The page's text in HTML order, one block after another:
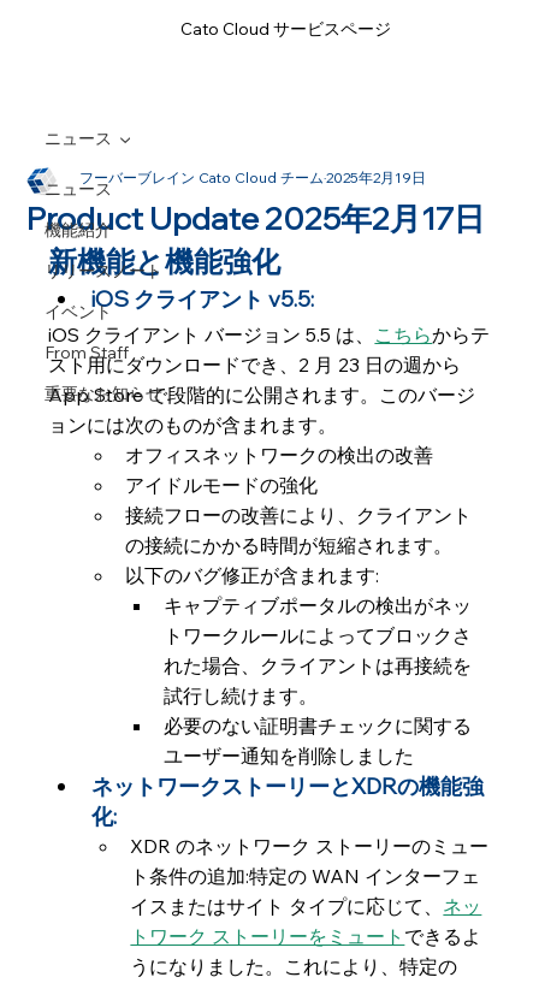
Cato Cloud サービスページ
ニュース
機能紹介
リリースノート
イベント
From Staff
重要なお知らせ
ニュース
Product Update 2025年2月17日
フーバーブレイン Cato Cloud チーム2025年2月19日
新機能と機能強化
iOS クライアント v5.5:
iOS クライアント バージョン 5.5 は、 こちらからテ
スト用にダウンロードでき、2 月 23 日の週から
App Store で段階的に公開されます。このバージ
ョンには次のものが含まれます。
オフィスネットワークの検出の改善
アイドルモードの強化
接続フローの改善により、クライアント
の接続にかかる時間が短縮されます。
以下のバグ修正が含まれます:
キャプティブポータルの検出がネッ
トワークルールによってブロックさ
れた場合、クライアントは再接続を
試行し続けます。
必要のない証明書チェックに関する
ユーザー通知を削除しました
ネットワークストーリーとXDRの機能強
化:
XDR のネットワーク ストーリーのミュー
ト条件の追加:特定の WAN インターフェ
イスまたはサイト タイプに応じて、 ネッ
トワーク ストーリーをミュート できるよ
うになりました。これにより、特定の